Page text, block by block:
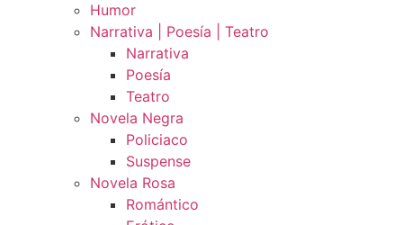
Humor
Narrativa | Poesía | Teatro
Narrativa
Poesía
Teatro
Novela Negra
Policiaco
Suspense
Novela Rosa
Romántico